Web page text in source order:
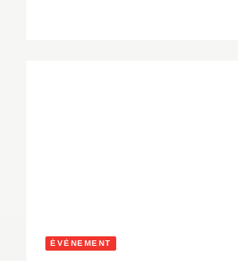
ÉVÈNEMENT